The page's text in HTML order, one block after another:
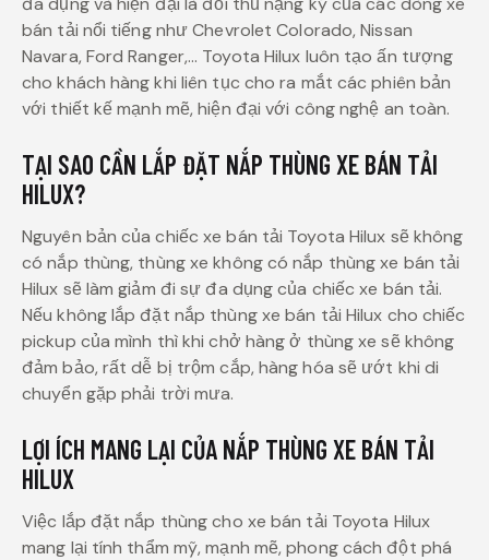
bán tải nổi tiếng như Chevrolet Colorado, Nissan
Navara, Ford Ranger,… Toyota Hilux luôn tạo ấn tượng
cho khách hàng khi liên tục cho ra mắt các phiên bản
với thiết kế mạnh mẽ, hiện đại với công nghệ an toàn.
TẠI SAO CẦN LẮP ĐẶT NẮP THÙNG XE BÁN TẢI
HILUX?
Nguyên bản của chiếc xe bán tải Toyota Hilux sẽ không
có nắp thùng, thùng xe không có nắp thùng xe bán tải
Hilux sẽ làm giảm đi sự đa dụng của chiếc xe bán tải.
Nếu không lắp đặt nắp thùng xe bán tải Hilux cho chiếc
pickup của mình thì khi chở hàng ở thùng xe sẽ không
đảm bảo, rất dễ bị trộm cắp, hàng hóa sẽ ướt khi di
chuyển gặp phải trời mưa.
LỢI ÍCH MANG LẠI CỦA NẮP THÙNG XE BÁN TẢI
HILUX
Việc lắp đặt nắp thùng cho xe bán tải Toyota Hilux
mang lại tính thẩm mỹ, mạnh mẽ, phong cách đột phá